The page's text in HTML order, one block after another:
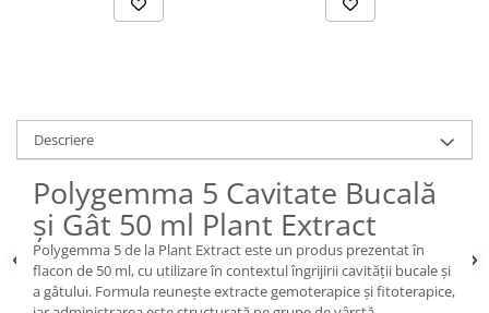
Descriere
Polygemma 5 Cavitate Bucală
și Gât 50 ml Plant Extract
Polygemma 5 de la Plant Extract este un produs prezentat în
flacon de 50 ml, cu utilizare în contextul îngrijirii cavității bucale și
a gâtului. Formula reunește extracte gemoterapice și fitoterapice,